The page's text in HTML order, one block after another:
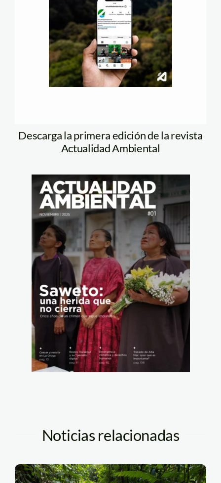
Descarga la primera edición de la revista
Actualidad Ambiental
Noticias relacionadas